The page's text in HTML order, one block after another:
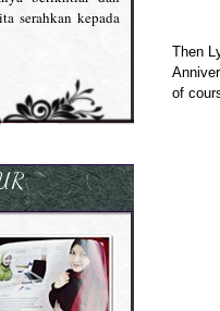
Then
of
serahkan kepada